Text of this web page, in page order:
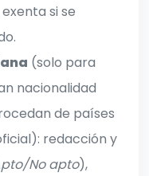
si se
(solo para
nacionalidad
de países
redacción y
No apto),